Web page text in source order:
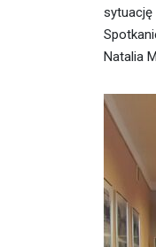
sytuację
Natalia